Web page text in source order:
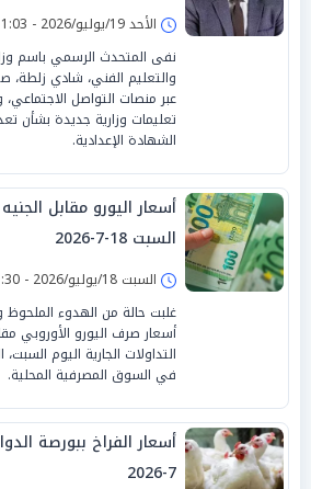
الأحد 19/يوليو/2026 - 11:03 م
نفى المتحدث الرسمي باسم
والتعليم الفني، شادي زلطة،
عبر منصات التواصل
تعليمات وزارية جديدة بشأن
الشهادة الإعدادية.
أسعار اليورو مقابل
السبت 18-7-2026
السبت 18/يوليو/2026 - 11:30 ص
غلبت حالة من الهدوء الملحوظ
أسعار صرف اليورو الأوروبي
في السوق المصرفية المحلية.
7-2026